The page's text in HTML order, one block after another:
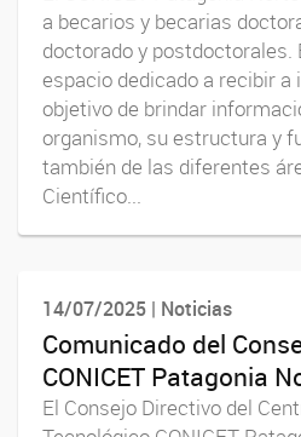
a becarios y becarias
doctorado y postdoctorales.
espacio dedicado a recibir a
objetivo de brindar
organismo, su estructura y
también de las diferentes
Científico...
14/07/2025 | Noticias
Comunicado del
CONICET Patagonia
El Consejo Directivo del